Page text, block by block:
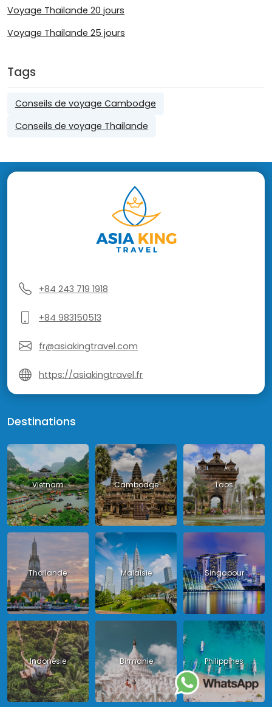
Voyage Thaïlande 20 jours
Voyage Thailande 25 jours
Tags
Conseils de voyage Cambodge
Conseils de voyage Thailande
+84 243 719 1918
+84 983150513
fr@asiakingtravel.com
https://asiakingtravel.fr
Destinations
Vietnam Cambodge Laos
Thailande Malaisie Singapour
Indonésie Birmanie Philippines